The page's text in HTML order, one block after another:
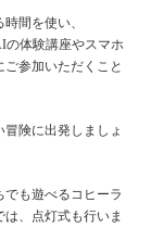
間を使い、
の体験講座やスマホ
参加いただくこと
険に出発しましょ
も遊べるコヒーラ
、点灯式も行いま